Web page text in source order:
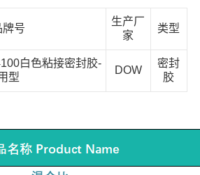
牌号
生产厂
家
类型
白色粘接密封胶-
型
DOW
密封
胶